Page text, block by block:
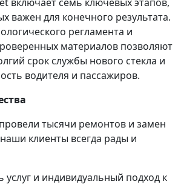
важен для конечного результата.
регламента и
материалов позволяют
срок службы нового стекла и
водителя и пассажиров.
тысячи ремонтов и замен
клиенты всегда рады и
услуг и индивидуальный подход к